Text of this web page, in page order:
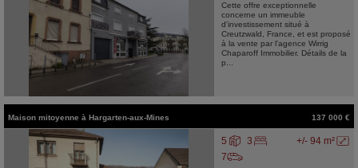
Cette offre exceptionnelle
concerne un immeuble
d'investissement situé à
Creutzwald, France, et est proposé
à la vente par l'agence Wirrig
Chaparoff Immobilier. Détails de la
p...
Maison mitoyenne à Hargarten-aux-Mines 137 000 €
+/- 94 m²
5
3
7